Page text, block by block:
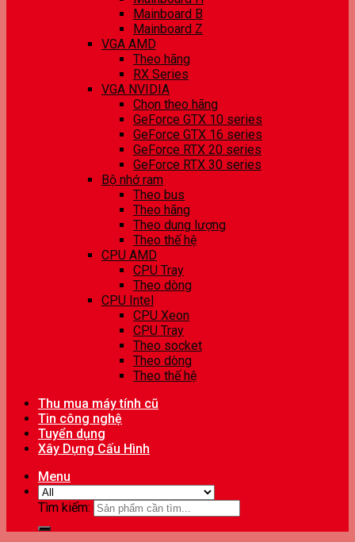
Mainboard B
Mainboard Z
VGA AMD
Theo hãng
RX Series
VGA NVIDIA
Chọn theo hãng
GeForce GTX 10 series
GeForce GTX 16 series
GeForce RTX 20 series
GeForce RTX 30 series
Bộ nhớ ram
Theo bus
Theo hãng
Theo dung lượng
Theo thế hệ
CPU AMD
CPU Tray
Theo dòng
CPU Intel
CPU Xeon
CPU Tray
Theo socket
Theo dòng
Theo thế hệ
Thu mua máy tính cũ
Tin công nghệ
Tuyển dụng
Xây Dựng Cấu Hình
Menu
Tìm kiếm: